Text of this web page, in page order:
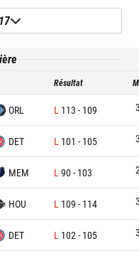
Résultat
ORL L 113 - 109
DET L 101 - 105
MEM L 90- 103
HOU L 109 - 114
DET L 102 - 105